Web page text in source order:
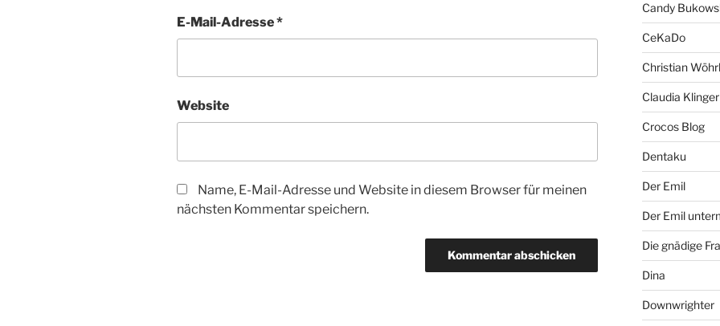
E-Mail-Adresse*
Website
Name, E-Mail-Adresse und Website in diesem Browser für meinen
nächsten Kommentar speichern.
Candy
CeKaDo
Christian Wöhrl
Claudia Klinger
Crocos Blog
Dentaku
Der Emil
Der Emil
Die gnädige
Dina
Downwrighter